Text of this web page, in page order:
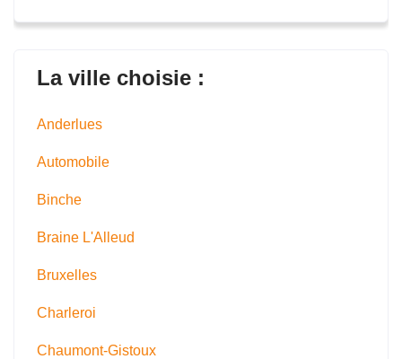
La ville choisie :
Anderlues
Automobile
Binche
Braine L'Alleud
Bruxelles
Charleroi
Chaumont-Gistoux